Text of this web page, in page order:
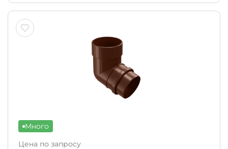
Много
Цена по запросу